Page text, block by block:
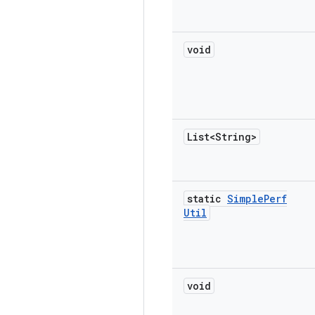
void
List<String>
static SimplePerf
Util
void